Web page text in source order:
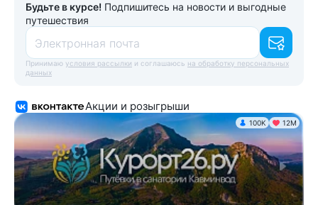
Будьте в курсе! Подпишитесь на новости и выгодные
путешествия
Электронная почта
Принимаю условия рассылки и соглашаюсь на обработку персональных
данных
Акции и розыгрыши
100K 12М